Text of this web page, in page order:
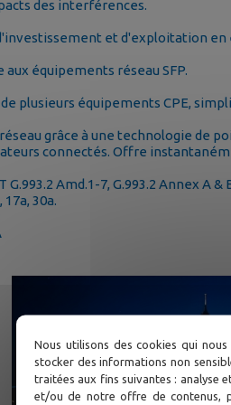
des interférences.
et d'exploitation
équipements réseau SFP.
plusieurs équipements CPE,
grâce à une technologie de
connectés. Offre
G.993.2 Amd.1-7, G.993.2 Annex A &
17a, 30a.
Nous utilisons des cookies qui nous
stocker des informations non
traitées aux fins suivantes : analyse
et/ou de notre offre de contenus,